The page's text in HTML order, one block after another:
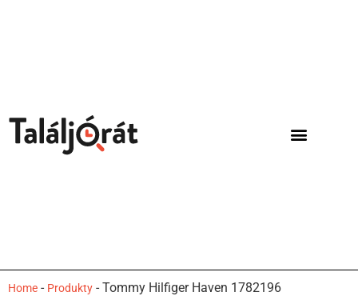
Home - Produkty - Tommy Hilfiger Haven 1782196